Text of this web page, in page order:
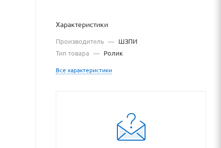
Характеристики
Производитель — ШЗПИ
Тип товара — Ролик
Все характеристики